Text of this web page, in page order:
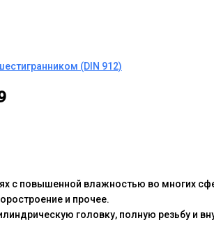
(DIN 912)
с повышенной влажностью во многих
и прочее.
головку, полную резьбу и